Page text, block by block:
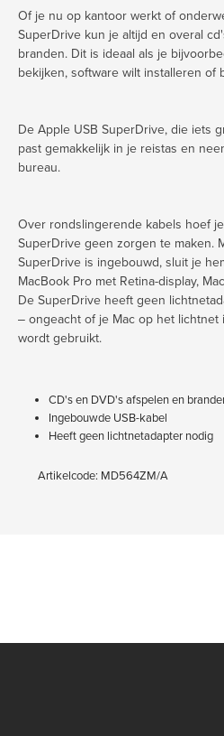
Of je nu op kantoor werkt of
SuperDrive kun je altijd en overal
branden. Dit is ideaal als je
bekijken, software wilt installeren of
De Apple USB SuperDrive, die iets
past gemakkelijk in je reistas en
bureau.
Over rondslingerende kabels hoef
SuperDrive geen zorgen te maken.
SuperDrive is ingebouwd, sluit je
MacBook Pro met Retina-display,
De SuperDrive heeft geen
‒ ongeacht of je Mac op het
wordt gebruikt.
CD's en DVD's afspelen en
Ingebouwde USB-kabel
Heeft geen lichtnetadapter nodig
Artikelcode: MD564ZM/A